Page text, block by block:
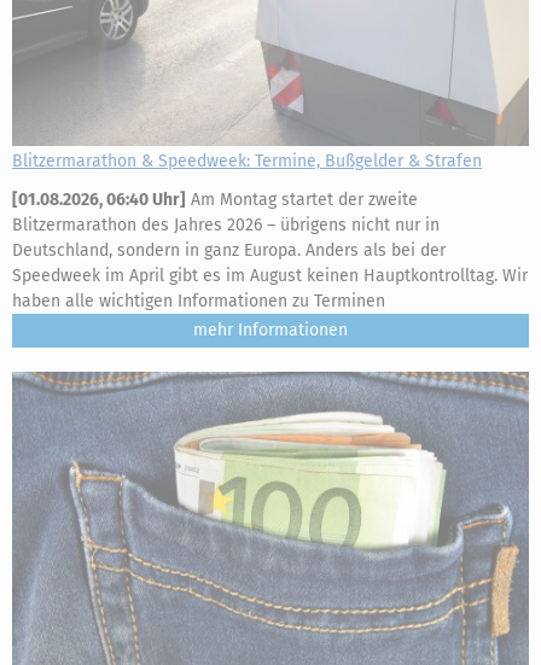
Blitzermarathon & Speedweek: Termine, Bußgelder & Strafen
[01.08.2026, 06:40 Uhr] Am Montag startet der zweite
Blitzermarathon des Jahres 2026 – übrigens nicht nur in
Deutschland, sondern in ganz Europa. Anders als bei der
Speedweek im April gibt es im August keinen Hauptkontrolltag. Wir
haben alle wichtigen Informationen zu Terminen
mehr